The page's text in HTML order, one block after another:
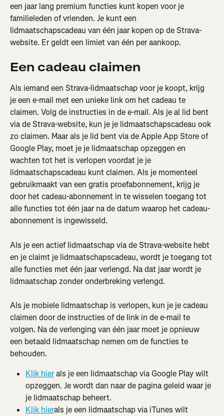
een jaar lang premium functies kunt kopen voor je
familieleden of vrienden. Je kunt een
lidmaatschapscadeau van één jaar kopen op de Strava-
website. Er geldt een limiet van één per aankoop.
Een cadeau claimen
Als iemand een Strava-lidmaatschap voor je koopt, krijg
je een e-mail met een unieke link om het cadeau te
claimen. Volg de instructies in de e-mail. Als je al lid bent
via de Strava-website, kun je je lidmaatschapscadeau ook
zo claimen. Maar als je lid bent via de Apple App Store of
Google Play, moet je je lidmaatschap opzeggen en
wachten tot het is verlopen voordat je je
lidmaatschapscadeau kunt claimen. Als je momenteel
gebruikmaakt van een gratis proefabonnement, krijg je
door het cadeau-abonnement in te wisselen toegang tot
alle functies tot één jaar na de datum waarop het cadeau-
abonnement is ingewisseld.
Als je een actief lidmaatschap via de Strava-website hebt
en je claimt je lidmaatschapscadeau, wordt je toegang tot
alle functies met één jaar verlengd. Na dat jaar wordt je
lidmaatschap zonder onderbreking verlengd.
Als je mobiele lidmaatschap is verlopen, kun je je cadeau
claimen door de instructies of de link in de e-mail te
volgen. Na de verlenging van één jaar moet je opnieuw
een betaald lidmaatschap nemen om de functies te
behouden.
Klik hier als je een lidmaatschap via Google Play wilt
opzeggen. Je wordt dan naar de pagina geleid waar je
je lidmaatschap beheert.
Klik hierals je een lidmaatschap via iTunes wilt